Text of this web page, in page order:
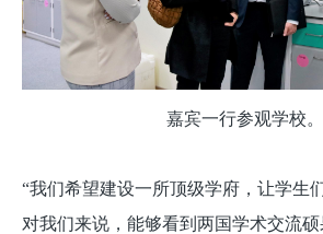
嘉宾一行参观学校。
“我们希望建设一所顶级学府，让学生
对我们来说，能够看到两国学术交流